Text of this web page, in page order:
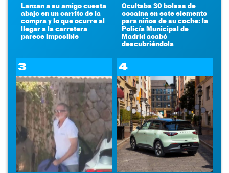
Lanzan a su amigo cuesta
abajo en un carrito de la
compra y lo que ocurre al
llegar a la carretera
parece imposible
Ocultaba 30 bolsas de
cocaína en este elemento
para niños de su coche: la
Policía Municipal de
Madrid acabó
descubriéndola
3 4